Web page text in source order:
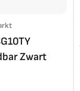
Zwart